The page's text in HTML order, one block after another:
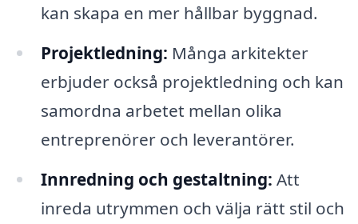
kan skapa en mer hållbar byggnad.
Projektledning: Många arkitekter
erbjuder också projektledning och kan
samordna arbetet mellan olika
entreprenörer och leverantörer.
Innredning och gestaltning: Att
inreda utrymmen och välja rätt stil och